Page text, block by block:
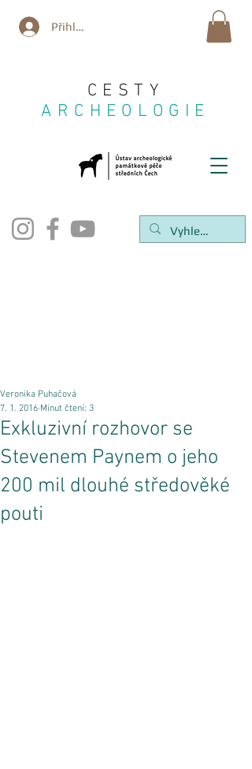
CESTY
ARCHEOLOGIE
Přihlásit se
Exkluzivní rozhovor se
Stevenem Paynem o jeho
200 mil dlouhé středověké
pouti
Veronika Puhačová
7. 1. 2016 Minut čtení: 3